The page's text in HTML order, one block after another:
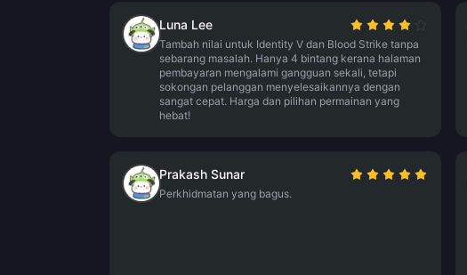
Luna Lee
Tambah nilai untuk Identity V dan Blood Strike tanpa
sebarang masalah. Hanya 4 bintang kerana halaman
pembayaran mengalami gangguan sekali, tetapi
sokongan pelanggan menyelesaikannya dengan
sangat cepat. Harga dan pilihan permainan yang
hebat!
Prakash Sunar
Perkhidmatan yang bagus.